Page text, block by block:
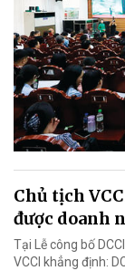
Chủ tịch
được doanh
Tại Lễ công bố
VCCI khẳng định: